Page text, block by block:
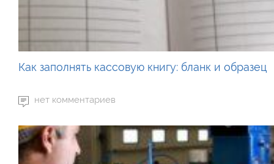
Как заполнять кассовую книгу: бланк и образец
нет комментариев